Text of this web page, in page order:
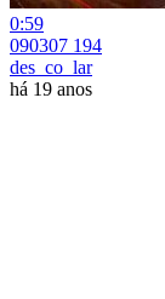
0:59
090307 194
des_co_lar
há 19 anos